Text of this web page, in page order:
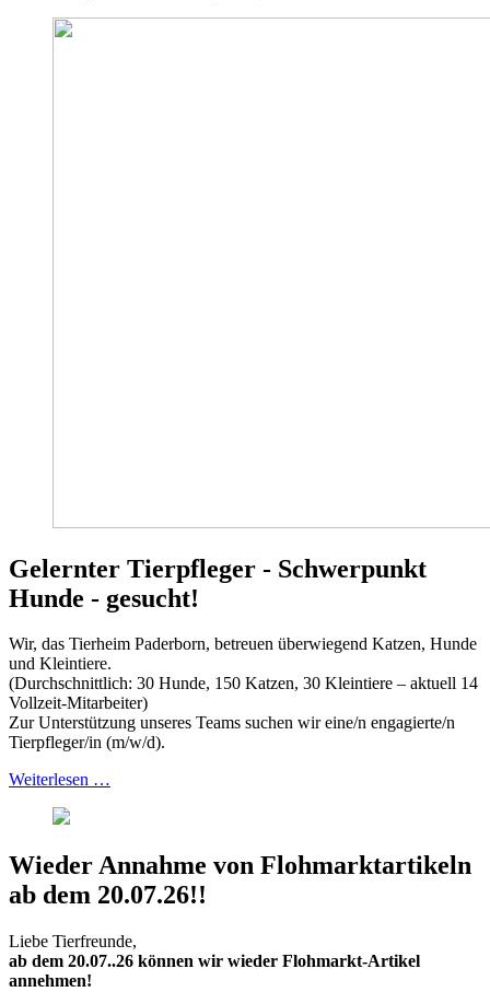
Gelernter Tierpfleger - Schwerpunkt
Hunde - gesucht!
Wir, das Tierheim Paderborn, betreuen überwiegend Katzen, Hunde
und Kleintiere.
(Durchschnittlich: 30 Hunde, 150 Katzen, 30 Kleintiere – aktuell 14
Vollzeit-Mitarbeiter)
Zur Unterstützung unseres Teams suchen wir eine/n engagierte/n
Tierpfleger/in (m/w/d).
Weiterlesen …
Wieder Annahme von Flohmarktartikeln
ab dem 20.07.26!!
Liebe Tierfreunde,
ab dem 20.07..26 können wir wieder Flohmarkt-Artikel
annehmen!